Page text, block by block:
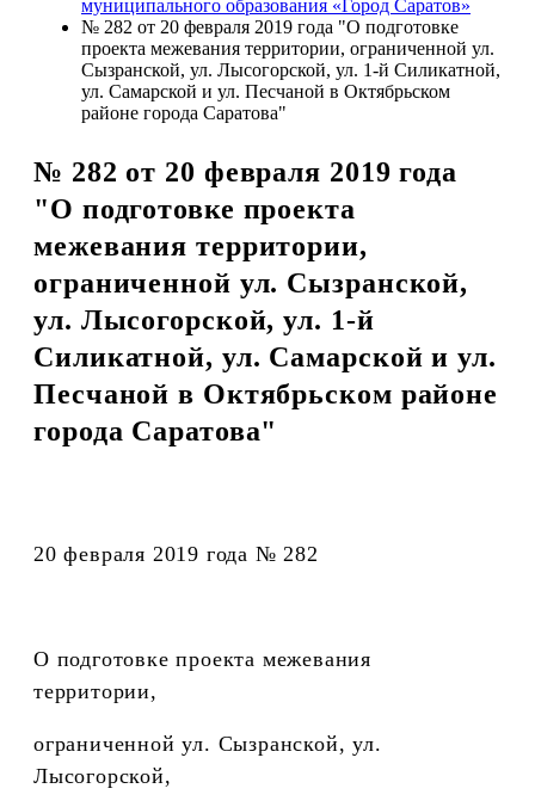
муниципального образования «Город Саратов»
№ 282 от 20 февраля 2019 года "О подготовке
проекта межевания территории, ограниченной ул.
Сызранской, ул. Лысогорской, ул. 1-й Силикатной,
ул. Самарской и ул. Песчаной в Октябрьском
районе города Саратова"
№ 282 от 20 февраля 2019 года
"О подготовке проекта
межевания территории,
ограниченной ул. Сызранской,
ул. Лысогорской, ул. 1-й
Силикатной, ул. Самарской и ул.
Песчаной в Октябрьском районе
города Саратова"
20 февраля 2019 года № 282
О подготовке проекта межевания
территории,
ограниченной ул. Сызранской, ул.
Лысогорской,